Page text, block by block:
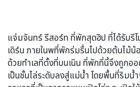
แจ่มจันทร์ รีสอร์ท ที่พักสุดฮิป ที่ได้รับรีโ
เดิร์น ภายในพที่พักร่มรื่นไปด้วยต้นไม้น้
ด้วยทำเลที่ตั้งที่บนเนิน ที่พักที่นี้จึงถูกอ
เป็นชั้นไล่ระดับลงสู่แม่น้ำ โดยพื้นที่ริมน้